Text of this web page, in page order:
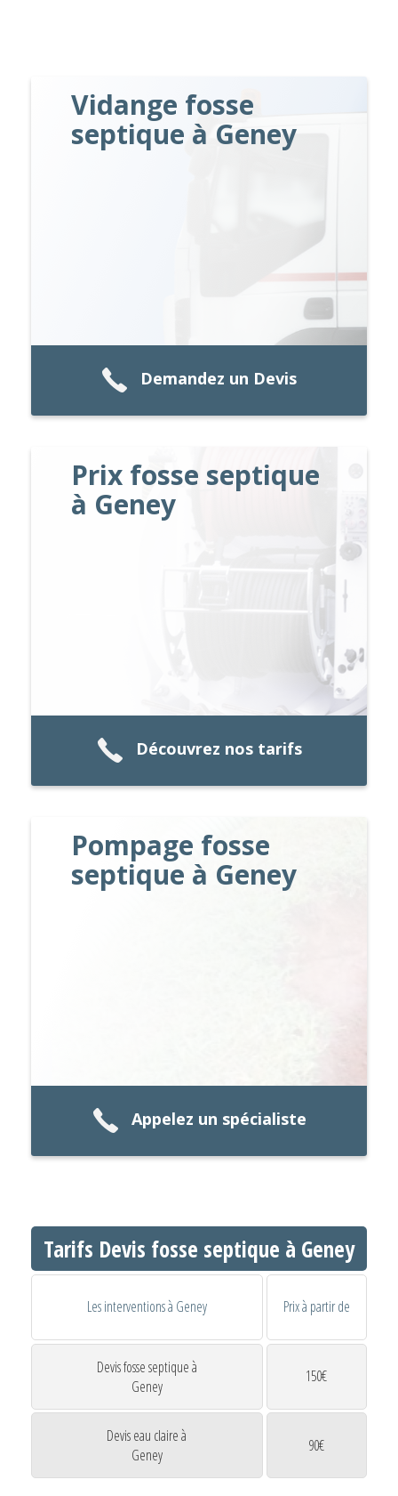
Vidange fosse
septique à Geney
Demandez un Devis
Prix fosse septique
à Geney
Découvrez nos tarifs
Pompage fosse
septique à Geney
Appelez un spécialiste
Tarifs Devis fosse septique à Geney
Les interventions à Geney Prix à partir de
Devis fosse septique à
Geney
150€
Devis eau claire à
Geney
90€